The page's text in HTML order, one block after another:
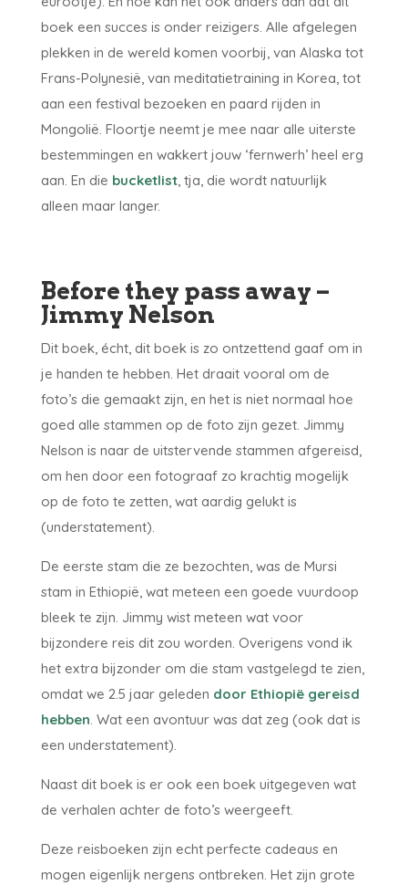
boek een succes is onder reizigers. Alle afgelegen
plekken in de wereld komen voorbij, van Alaska tot
Frans-Polynesië, van meditatietraining in Korea, tot
aan een festival bezoeken en paard rijden in
Mongolië. Floortje neemt je mee naar alle uiterste
bestemmingen en wakkert jouw ‘fernwerh’ heel erg
aan. En die bucketlist, tja, die wordt natuurlijk
alleen maar langer.
Before they pass away –
Jimmy Nelson
Dit boek, écht, dit boek is zo ontzettend gaaf om in
je handen te hebben. Het draait vooral om de
foto’s die gemaakt zijn, en het is niet normaal hoe
goed alle stammen op de foto zijn gezet. Jimmy
Nelson is naar de uitstervende stammen afgereisd,
om hen door een fotograaf zo krachtig mogelijk
op de foto te zetten, wat aardig gelukt is
(understatement).
De eerste stam die ze bezochten, was de Mursi
stam in Ethiopië, wat meteen een goede vuurdoop
bleek te zijn. Jimmy wist meteen wat voor
bijzondere reis dit zou worden. Overigens vond ik
het extra bijzonder om die stam vastgelegd te zien,
omdat we 2.5 jaar geleden door Ethiopië gereisd
hebben. Wat een avontuur was dat zeg (ook dat is
een understatement).
Naast dit boek is er ook een boek uitgegeven wat
de verhalen achter de foto’s weergeeft.
Deze reisboeken zijn echt perfecte cadeaus en
mogen eigenlijk nergens ontbreken. Het zijn grote